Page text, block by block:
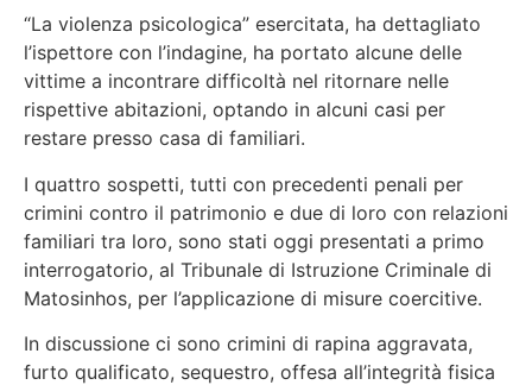
“La violenza psicologica” esercitata, ha dettagliato
l’ispettore con l’indagine, ha portato alcune delle
vittime a incontrare difficoltà nel ritornare nelle
rispettive abitazioni, optando in alcuni casi per
restare presso casa di familiari.
I quattro sospetti, tutti con precedenti penali per
crimini contro il patrimonio e due di loro con relazioni
familiari tra loro, sono stati oggi presentati a primo
interrogatorio, al Tribunale di Istruzione Criminale di
Matosinhos, per l’applicazione di misure coercitive.
In discussione ci sono crimini di rapina aggravata,
furto qualificato, sequestro, offesa all’integrità fisica